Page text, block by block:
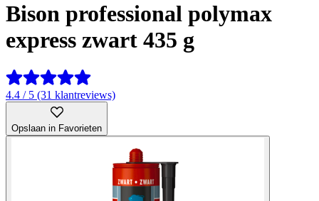
Bison professional polymax
express zwart 435 g
4.4 / 5 (31 klantreviews)
Opslaan in Favorieten